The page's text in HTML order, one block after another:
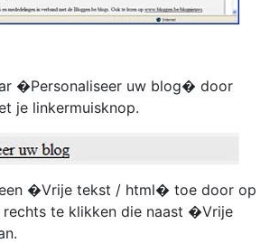
�Personaliseer uw blog� door
je linkermuisknop.
�Vrije tekst / html� toe door op
te klikken die naast �Vrije